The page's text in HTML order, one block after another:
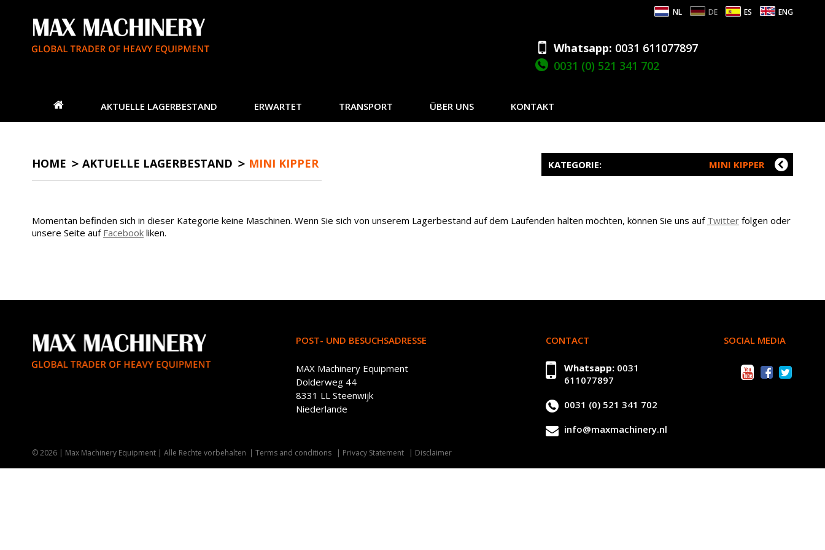
NL DE ES ENG
Whatsapp: 0031 611077897
0031 (0) 521 341 702
AKTUELLE LAGERBESTAND ERWARTET TRANSPORT ÜBER UNS KONTAKT
KATEGORIE: MINI KIPPER
HOME AKTUELLE LAGERBESTAND MINI KIPPER
Momentan befinden sich in dieser Kategorie keine Maschinen. Wenn Sie sich von unserem Lagerbestand auf dem Laufenden halten möchten, können Sie uns auf Twitter folgen oder
unsere Seite auf Facebook liken.
POST- UND BESUCHSADRESSE
MAX Machinery Equipment
Dolderweg 44
8331 LL Steenwijk
Niederlande
CONTACT
Whatsapp: 0031
611077897
0031 (0) 521 341 702
info@maxmachinery.nl
SOCIAL MEDIA
© 2026 | Max Machinery Equipment | Alle Rechte vorbehalten Terms and conditions Privacy Statement Disclaimer